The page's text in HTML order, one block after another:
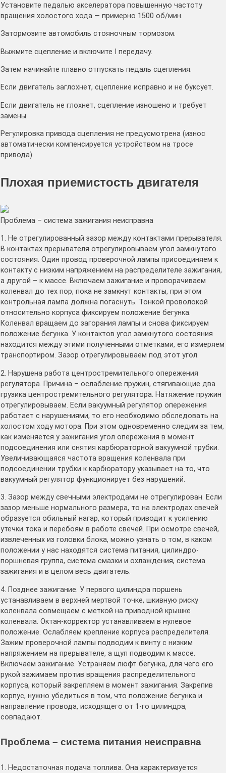
Установите педалью акселератора повышенную частоту
вращения холостого хода — примерно 1500 об/мин.
Затормозите автомобиль стояночным тормозом.
Выжмите сцепление и включите I передачу.
Затем начинайте плавно отпускать педаль сцепления.
Если двигатель заглохнет, сцепление исправно и не буксует.
Если двигатель не глохнет, сцепление изношено и требует
замены.
Регулировка привода сцепления не предусмотрена (износ
автоматически компенсируется устройством на тросе
привода).
Плохая приемистость двигателя
Проблема – система зажигания неисправна
1. Не отрегулированный зазор между контактами прерывателя.
В контактах прерывателя отрегулировываем угол замкнутого
состояния. Один провод проверочной лампы присоединяем к
контакту с низким напряжением на распределителе зажигания,
а другой – к массе. Включаем зажигание и проворачиваем
коленвал до тех пор, пока не замкнут контакты, при этом
контрольная лампа должна погаснуть. Тонкой проволокой
относительно корпуса фиксируем положение бегунка.
Коленвал вращаем до загорания лампы и снова фиксируем
положение бегунка. У контактов угол замкнутого состояния
находится между этими полученными отметками, его измеряем
транспортиром. Зазор отрегулировываем под этот угол.
2. Нарушена работа центростремительного опережения
регулятора. Причина – ослабление пружин, стягивающие два
грузика центростремительного регулятора. Натяжение пружин
отрегулировываем. Если вакуумный регулятор опережения
работает с нарушениями, то его необходимо обследовать на
холостом ходу мотора. При этом одновременно следим за тем,
как изменяется у зажигания угол опережения в момент
подсоединения или снятия карбюраторной вакуумной трубки.
Увеличивающаяся частота вращения коленвала при
подсоединении трубки к карбюратору указывает на то, что
вакуумный регулятор функционирует без нарушений.
3. Зазор между свечными электродами не отрегулирован. Если
зазор меньше нормального размера, то на электродах свечей
образуется обильный нагар, который приводит к усилению
утечки тока и перебоям в работе свечей. При осмотре свечей,
извлеченных из головки блока, можно узнать о том, в каком
положении у нас находятся система питания, цилиндро-
поршневая группа, система смазки и охлаждения, система
зажигания и в целом весь двигатель.
4. Позднее зажигание. У первого цилиндра поршень
устанавливаем в верхней мертвой точке, шкивную риску
коленвала совмещаем с меткой на приводной крышке
коленвала. Октан-корректор устанавливаем в нулевое
положение. Ослабляем крепление корпуса распределителя.
Зажим проверочной лампы подводим к винту с низким
напряжением на прерывателе, а щуп подводим к массе.
Включаем зажигание. Устраняем люфт бегунка, для чего его
рукой зажимаем против вращения распределительного
корпуса, который закрепляем в момент зажигания. Закрепив
корпус, нужно убедиться в том, что положение бегунка и
направление провода, исходящего от 1-го цилиндра,
совпадают.
Проблема – система питания неисправна
1. Недостаточная подача топлива. Она характеризуется